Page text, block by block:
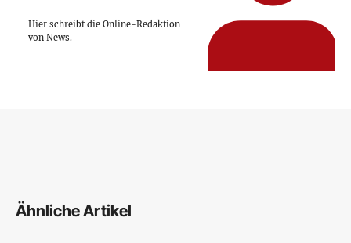
Hier schreibt die Online-Redaktion
von News.
Ähnliche Artikel